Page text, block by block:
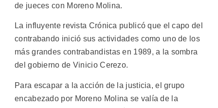
de jueces con Moreno Molina.
La influyente revista Crónica publicó que el capo del
contrabando inició sus actividades como uno de los
más grandes contrabandistas en 1989, a la sombra
del gobierno de Vinicio Cerezo.
Para escapar a la acción de la justicia, el grupo
encabezado por Moreno Molina se valía de la